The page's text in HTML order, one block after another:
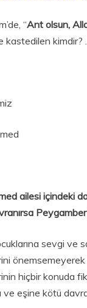
“Ant olsun,
kastedilen kimdir? .
ailesi içindeki
sevgi ve
önemsemeyerek
hiçbir konuda
ve eşine kötü